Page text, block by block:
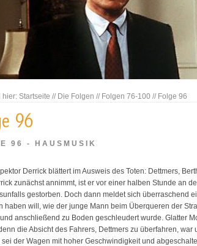
hier: Startseite // Die Folgen // Folgen 76-100 // Folge 96
96 - HAUSMUSIK
Derrick blättert im Ausweis des Toten: Dettmers,
zunächst annimmt, ist er vor einer halben Stunde an
gestorben. Doch dann meldet sich überraschend
haben will, wie der junge Mann beim Überqueren der
anschließend zu Boden geschleudert wurde. Glatter
die Absicht des Fahrers, Dettmers zu überfahren, war
sei der Wagen mit hoher Geschwindigkeit und